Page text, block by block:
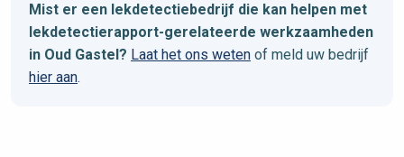
Mist er een lekdetectiebedrijf die kan helpen met
lekdetectierapport-gerelateerde werkzaamheden
in Oud Gastel? Laat het ons weten of meld uw bedrijf
hier aan.